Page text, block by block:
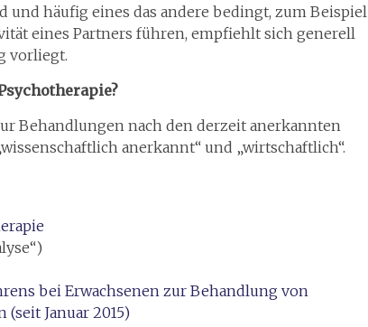
häufig eines das andere bedingt, zum Beispiel
eines Partners führen, empfiehlt sich generell
vorliegt.
Behandlungen nach den derzeit anerkannten
anerkannt“ und „wirtschaftlich“.
bei Erwachsenen zur Behandlung von
Januar 2015)